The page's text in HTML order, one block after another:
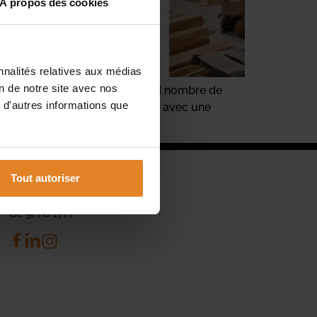
À propos des cookies
relatives aux médias
de notre site avec nos
informations que
Tout autoriser
résulte d’un trop grand nombre de
comme provisoire, avec une
NOS HORAIRES
Du Lundi au Vendredi
de 9H à 17H